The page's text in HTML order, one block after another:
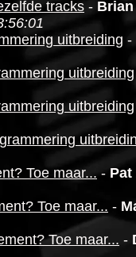
tracks - Brian
uitbreiding -
uitbreiding
uitbreiding
Toe maar...- Pat
Toe maar... -
Toe maar... -